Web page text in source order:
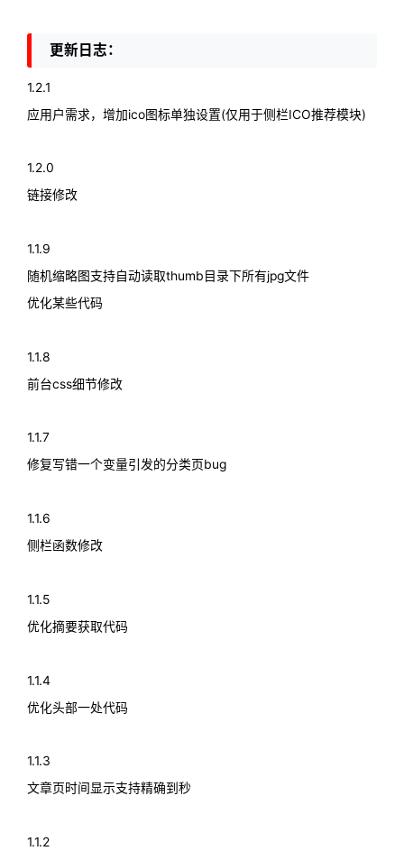
更新日志：
1.2.1
应用户需求，增加ico图标单独设置(仅用于侧栏ICO推荐模块)
1.2.0
链接修改
1.1.9
随机缩略图支持自动读取thumb目录下所有jpg文件
优化某些代码
1.1.8
前台css细节修改
1.1.7
修复写错一个变量引发的分类页bug
1.1.6
侧栏函数修改
1.1.5
优化摘要获取代码
1.1.4
优化头部一处代码
1.1.3
文章页时间显示支持精确到秒
1.1.2